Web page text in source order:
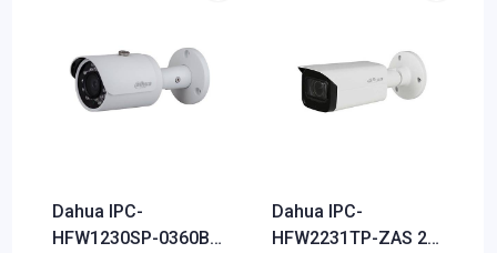
Dahua IPC-
HFW1230SP-0360B-
Dahua IPC-
HFW2231TP-ZAS 2